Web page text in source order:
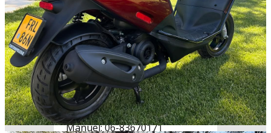
bezoeken neem even contact
op met het onderstaande
telefoonnummer nummer. We
zijn uitsluitend geopend op
afspraak.
Manuel: 06-83670171